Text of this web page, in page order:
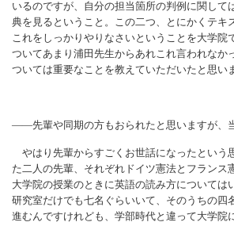
いるのですが、自分の担当箇所の判例に関し
典を見るということ。この二つ、とにかくテ
これをしっかりやりなさいということを大学
ついてあまり浦田先生からあれこれ言われな
ついては重要なことを教えていただいたと思い
――先輩や同期の方もおられたと思いますが、
やはり先輩からすごくお世話になったという
た二人の先輩、それぞれドイツ憲法とフラン
大学院の授業のときに英語の読み方について
研究室だけでも七名ぐらいいて、そのうちの
進むんですけれども、学部時代と違って大学